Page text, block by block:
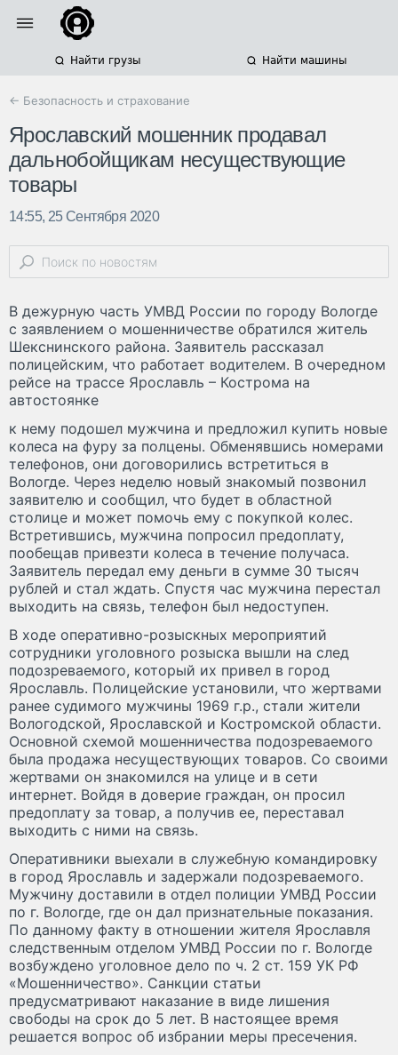
Найти грузы Найти машины
← Безопасность и страхование
Ярославский мошенник продавал
дальнобойщикам несуществующие
товары
14:55, 25 Сентября 2020
В дежурную часть УМВД России по городу Вологде
с заявлением о мошенничестве обратился житель
Шекснинского района. Заявитель рассказал
полицейским, что работает водителем. В очередном
рейсе на трассе Ярославль – Кострома на
автостоянке
к нему подошел мужчина и предложил купить новые
колеса на фуру за полцены. Обменявшись номерами
телефонов, они договорились встретиться в
Вологде. Через неделю новый знакомый позвонил
заявителю и сообщил, что будет в областной
столице и может помочь ему с покупкой колес.
Встретившись, мужчина попросил предоплату,
пообещав привезти колеса в течение получаса.
Заявитель передал ему деньги в сумме 30 тысяч
рублей и стал ждать. Спустя час мужчина перестал
выходить на связь, телефон был недоступен.
В ходе оперативно-розыскных мероприятий
сотрудники уголовного розыска вышли на след
подозреваемого, который их привел в город
Ярославль. Полицейские установили, что жертвами
ранее судимого мужчины 1969 г.р., стали жители
Вологодской, Ярославской и Костромской области.
Основной схемой мошенничества подозреваемого
была продажа несуществующих товаров. Со своими
жертвами он знакомился на улице и в сети
интернет. Войдя в доверие граждан, он просил
предоплату за товар, а получив ее, переставал
выходить с ними на связь.
Оперативники выехали в служебную командировку
в город Ярославль и задержали подозреваемого.
Мужчину доставили в отдел полиции УМВД России
по г. Вологде, где он дал признательные показания.
По данному факту в отношении жителя Ярославля
следственным отделом УМВД России по г. Вологде
возбуждено уголовное дело по ч. 2 ст. 159 УК РФ
«Мошенничество». Санкции статьи
предусматривают наказание в виде лишения
свободы на срок до 5 лет. В настоящее время
решается вопрос об избрании меры пресечения.